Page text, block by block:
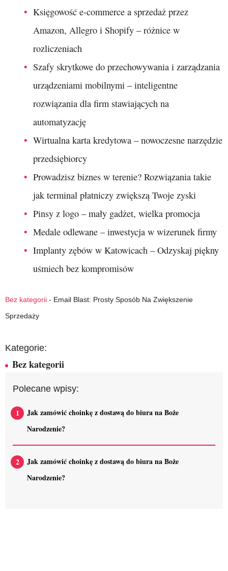
Księgowość e-commerce a sprzedaż przez
Amazon, Allegro i Shopify – różnice w
rozliczeniach
Szafy skrytkowe do przechowywania i zarządzania
urządzeniami mobilnymi – inteligentne
rozwiązania dla firm stawiających na
automatyzację
Wirtualna karta kredytowa – nowoczesne narzędzie
przedsiębiorcy
Prowadzisz biznes w terenie? Rozwiązania takie
jak terminal płatniczy zwiększą Twoje zyski
Pinsy z logo – mały gadżet, wielka promocja
Medale odlewane – inwestycja w wizerunek firmy
Implanty zębów w Katowicach – Odzyskaj piękny
uśmiech bez kompromisów
Bez kategorii - Email Blast: Prosty Sposób Na Zwiększenie
Sprzedaży
Kategorie:
Bez kategorii
Polecane wpisy:
Jak zamówić choinkę z dostawą do biura na Boże
Narodzenie?
Jak zamówić choinkę z dostawą do biura na Boże
Narodzenie?